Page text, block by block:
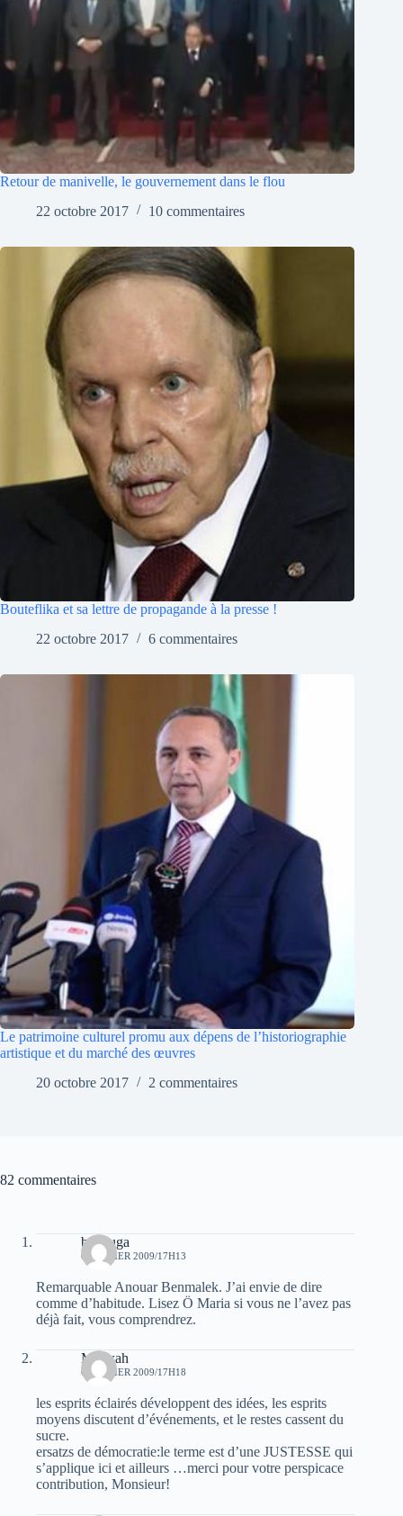
Retour de manivelle, le gouvernement dans le flou
22 octobre 2017
10 commentaires
Bouteflika et sa lettre de propagande à la presse !
22 octobre 2017
6 commentaires
Le patrimoine culturel promu aux dépens de l’historiographie
artistique et du marché des œuvres
20 octobre 2017
2 commentaires
82 commentaires
bellouga
6 FÉVRIER 2009/17H13
Remarquable Anouar Benmalek. J’ai envie de dire
comme d’habitude. Lisez Ö Maria si vous ne l’avez pas
déjà fait, vous comprendrez.
Mrawah
6 FÉVRIER 2009/17H18
les esprits éclairés développent des idées, les esprits
moyens discutent d’événements, et le restes cassent du
sucre.
ersatzs de démocratie:le terme est d’une JUSTESSE qui
s’applique ici et ailleurs …merci pour votre perspicace
contribution, Monsieur!